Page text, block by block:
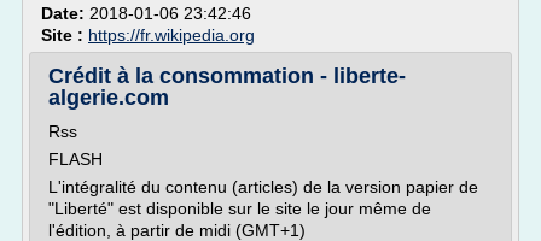
Date: 2018-01-06 23:42:46
Site : https://fr.wikipedia.org
Crédit à la consommation - liberte-
algerie.com
Rss
FLASH
L'intégralité du contenu (articles) de la version papier de
"Liberté" est disponible sur le site le jour même de
l'édition, à partir de midi (GMT+1)